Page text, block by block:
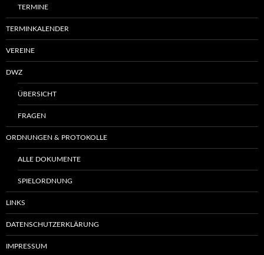
TERMINE
TERMINKALENDER
VEREINE
DWZ
ÜBERSICHT
FRAGEN
ORDNUNGEN & PROTOKOLLE
ALLE DOKUMENTE
SPIELORDNUNG
LINKS
DATENSCHUTZERKLÄRUNG
IMPRESSUM